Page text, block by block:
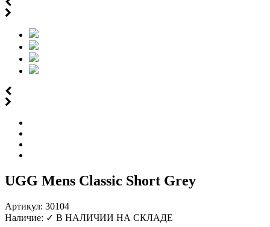
UGG Mens Classic Short Grey
Артикул: 30104
Наличие: ✓ В НАЛИЧИИ НА СКЛАДЕ